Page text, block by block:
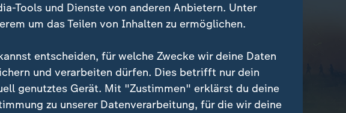
Tools und Dienste von anderen Anbietern. Unter
um das Teilen von Inhalten zu ermöglichen.
entscheiden, für welche Zwecke wir deine Daten
und verarbeiten dürfen. Dies betrifft nur dein
genutztes Gerät. Mit "Zustimmen" erklärst du deine
zu unserer Datenverarbeitung, für die wir deine